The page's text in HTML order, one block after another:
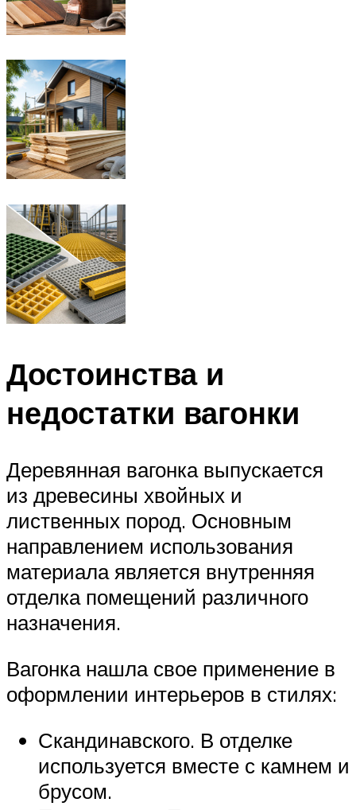
Достоинства и
недостатки вагонки
Деревянная вагонка выпускается
из древесины хвойных и
лиственных пород. Основным
направлением использования
материала является внутренняя
отделка помещений различного
назначения.
Вагонка нашла свое применение в
оформлении интерьеров в стилях:
Скандинавского. В отделке
используется вместе с камнем и
брусом.